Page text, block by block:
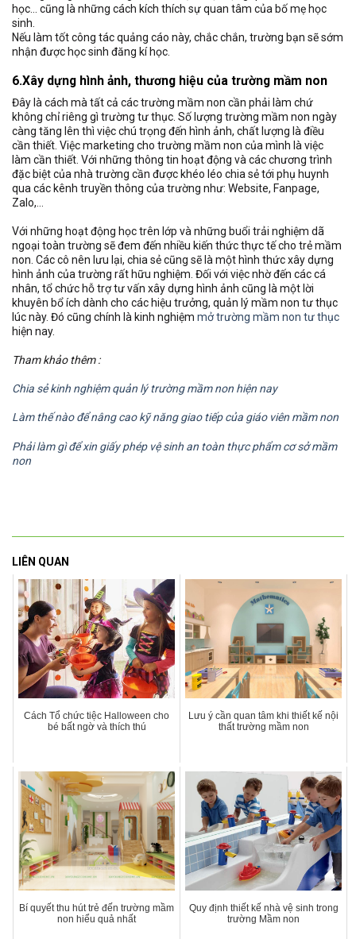
học… cũng là những cách kích thích sự quan tâm của bố mẹ học
sinh.
Nếu làm tốt công tác quảng cáo này, chắc chắn, trường bạn sẽ sớm
nhận được học sinh đăng kí học.
6.Xây dựng hình ảnh, thương hiệu của trường mầm non
Đây là cách mà tất cả các trường mầm non cần phải làm chứ
không chỉ riêng gì trường tư thục. Số lượng trường mầm non ngày
càng tăng lên thì việc chú trọng đến hình ảnh, chất lượng là điều
cần thiết. Việc marketing cho trường mầm non của mình là việc
làm cần thiết. Với những thông tin hoạt động và các chương trình
đặc biệt của nhà trường cần được khéo léo chia sẻ tới phụ huynh
qua các kênh truyền thông của trường như: Website, Fanpage,
Zalo,…
Với những hoạt động học trên lớp và những buổi trải nghiệm dã
ngoại toàn trường sẽ đem đến nhiều kiến thức thực tế cho trẻ mầm
non. Các cô nên lưu lại, chia sẻ cũng sẽ là một hình thức xây dựng
hình ảnh của trường rất hữu nghiệm. Đối với việc nhờ đến các cá
nhân, tổ chức hỗ trợ tư vấn xây dựng hình ảnh cũng là một lời
khuyên bổ ích dành cho các hiệu trưởng, quản lý mầm non tư thục
lúc này. Đó cũng chính là kinh nghiệm mở trường mầm non tư thục
hiện nay.
Tham khảo thêm :
Chia sẻ kinh nghiệm quản lý trường mầm non hiện nay
Làm thế nào để nâng cao kỹ năng giao tiếp của giáo viên mầm non
Phải làm gì để xin giấy phép vệ sinh an toàn thực phẩm cơ sở mầm
non
LIÊN QUAN
Cách Tổ chức tiệc Halloween cho
bé bất ngờ và thích thú
Lưu ý cần quan tâm khi thiết kế nội
thất trường mầm non
Bí quyết thu hút trẻ đến trường mầm
non hiểu quả nhất
Quy định thiết kế nhà vệ sinh trong
trường Mầm non